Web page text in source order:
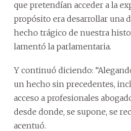
que pretendían acceder a la
propósito era desarrollar una
hecho trágico de nuestra
lamentó la parlamentaria.
Y continuó diciendo:
un hecho sin precedentes,
acceso a profesionales
desde donde, se supone, se
acentuó.